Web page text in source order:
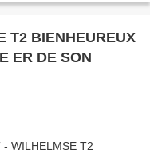
T2 BIENHEUREUX
ER DE SON